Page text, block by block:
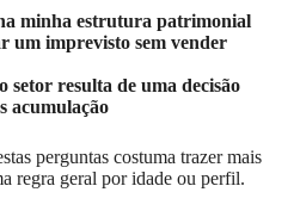
minha estrutura patrimonial
um imprevisto sem vender
setor resulta de uma decisão
acumulação
perguntas costuma trazer mais
regra geral por idade ou perfil.